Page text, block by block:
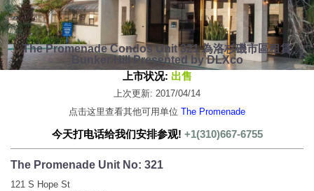
The Promenade Condos Unit 321 為洛杉磯市區租賃
Bunker Hill Presented by DLXco
上市状况: 出售
上次更新: 2017/04/14
点击这里查看其他可用单位 The Promenade
今天打电话给我们安排参观! +1(310)667-6755
The Promenade Unit No: 321
121 S Hope St